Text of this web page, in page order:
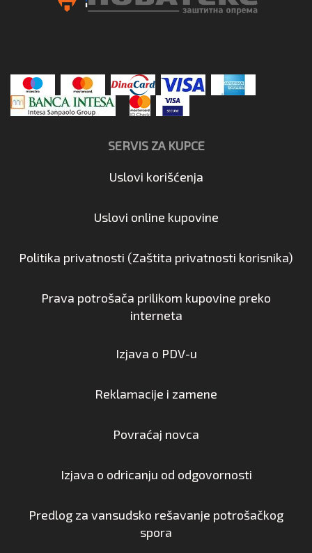
SERVIS ZA KUPCE
Uslovi korišćenja
Uslovi online kupovine
Politika privatnosti (Zaštita privatnosti korisnika)
Prava potrošača prilikom kupovine preko
interneta
Izjava o PDV-u
Reklamacije i zamene
Povraćaj novca
Izjava o odricanju od odgovornosti
Predlog za vansudsko rešavanje potrošačkog
spora